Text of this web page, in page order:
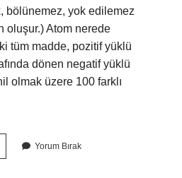
bölünemez, yok edilemez
oluşur.) Atom nerede
tüm madde, pozitif yüklü
dönen negatif yüklü
olmak üzere 100 farklı
Yorum Bırak